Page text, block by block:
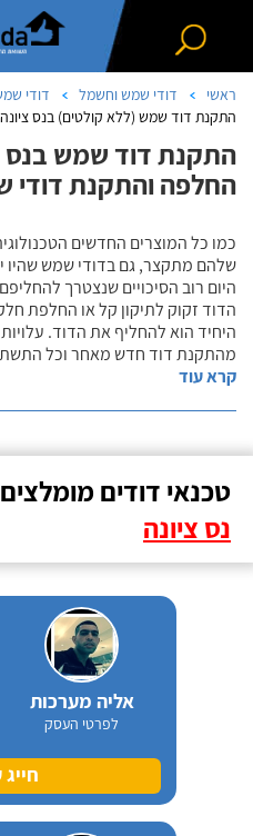
ראשי דודי שמש וחשמל
דודי
התקנת דוד שמש (ללא קולטים) בנס ציונה
התקנת דוד שמש בנס
החלפה והתקנת דודי
כמו כל המוצרים החדשים
שלהם מתקצר, גם בדודי שמש שהיו
הדוד זקוק לתיקון קל או החלפת
היחיד הוא להחליף את הדוד.
מהתקנת דוד חדש מאחר וכל
קרא עוד
טכנאי דודים מומלצים
נס ציונה
אליה מערכות
לפרטי העסק